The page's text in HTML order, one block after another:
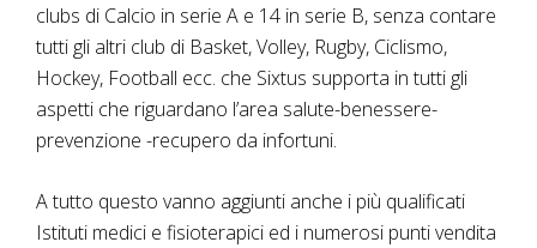
clubs di Calcio in serie A e 14 in serie B, senza contare
tutti gli altri club di Basket, Volley, Rugby, Ciclismo,
Hockey, Football ecc. che Sixtus supporta in tutti gli
aspetti che riguardano l’area salute-benessere-
prevenzione -recupero da infortuni.
A tutto questo vanno aggiunti anche i più qualificati
Istituti medici e fisioterapici ed i numerosi punti vendita